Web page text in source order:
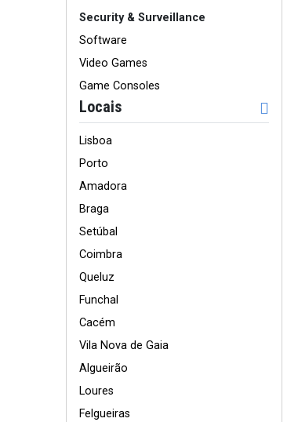
Security & Surveillance
Software
Video Games
Game Consoles
Locais
Lisboa
Porto
Amadora
Braga
Setúbal
Coimbra
Queluz
Funchal
Cacém
Vila Nova de Gaia
Algueirão
Loures
Felgueiras